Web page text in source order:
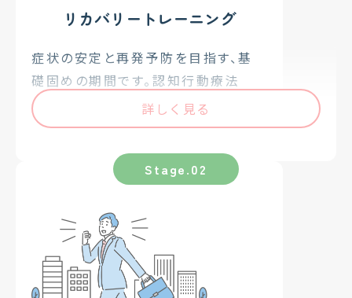
リカバリートレーニング
症状の安定と再発予防を目指す、基
礎固めの期間です。認知行動療法
（CBT）など、科学的根拠に基づいた
信頼性の高いプログラムを提供しま
個別ワークでは「活動記録表」を用い
「見える化」します。客観的に振り返る
ことで、生活リズムを整え、現在抱え
ている課題の整理と解決を目指しま
す。
詳しく見る